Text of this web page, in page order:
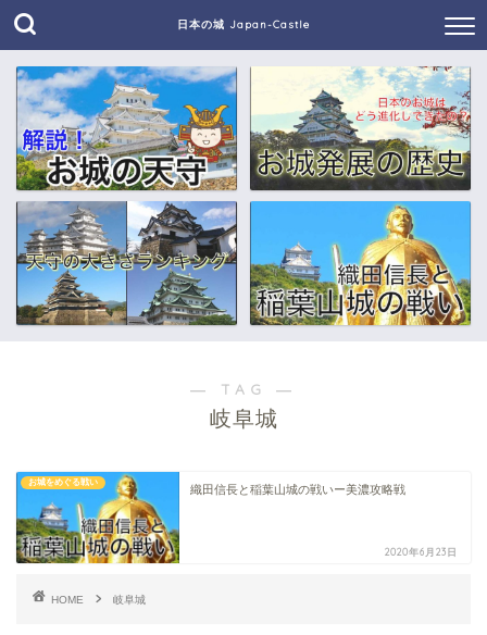
日本の城 Japan-Castle
― TAG ―
岐阜城
お城をめぐる戦い
織田信長と稲葉山城の戦いー美濃攻略戦
2020年6月23日
HOME 岐阜城